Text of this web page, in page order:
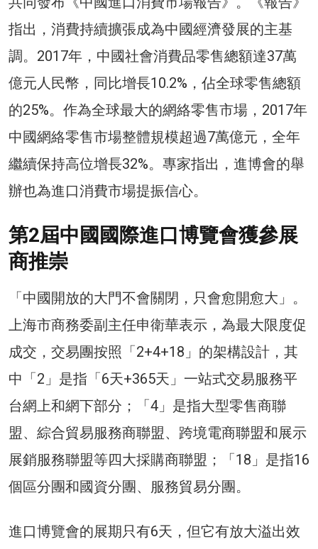
指出，消費持續擴張成為中國經濟發展的主基
調。2017年，中國社會消費品零售總額達37萬
億元人民幣，同比增長10.2%，佔全球零售總額
的25%。作為全球最大的網絡零售市場，2017年
中國網絡零售市場整體規模超過7萬億元，全年
繼續保持高位增長32%。專家指出，進博會的舉
辦也為進口消費市場提振信心。
第2屆中國國際進口博覽會獲參展
商推崇
「中國開放的大門不會關閉，只會愈開愈大」。
上海市商務委副主任申衛華表示，為最大限度促
成交，交易團按照「2+4+18」的架構設計，其
中「2」是指「6天+365天」一站式交易服務平
台網上和網下部分；「4」是指大型零售商聯
盟、綜合貿易服務商聯盟、跨境電商聯盟和展示
展銷服務聯盟等四大採購商聯盟；「18」是指16
個區分團和國資分團、服務貿易分團。
進口博覽會的展期只有6天，但它有放大溢出效